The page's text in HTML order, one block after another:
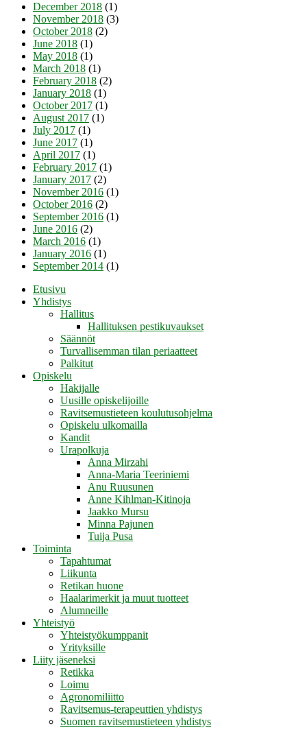
December 2018 (1)
November 2018 (3)
October 2018 (2)
June 2018 (1)
May 2018 (1)
March 2018 (1)
February 2018 (2)
January 2018 (1)
October 2017 (1)
August 2017 (1)
July 2017 (1)
June 2017 (1)
April 2017 (1)
February 2017 (1)
January 2017 (2)
November 2016 (1)
October 2016 (2)
September 2016 (1)
June 2016 (2)
March 2016 (1)
January 2016 (1)
September 2014 (1)
Etusivu
Yhdistys
Hallitus
Hallituksen pestikuvaukset
Säännöt
Turvallisemman tilan periaatteet
Palkitut
Opiskelu
Hakijalle
Uusille opiskelijoille
Ravitsemustieteen koulutusohjelma
Opiskelu ulkomailla
Kandit
Urapolkuja
Anna Mirzahi
Anna-Maria Teeriniemi
Anu Ruusunen
Anne Kihlman-Kitinoja
Jaakko Mursu
Minna Pajunen
Tuija Pusa
Toiminta
Tapahtumat
Liikunta
Retikan huone
Haalarimerkit ja muut tuotteet
Alumneille
Yhteistyö
Yhteistyökumppanit
Yrityksille
Liity jäseneksi
Retikka
Loimu
Agronomiliitto
Ravitsemus-terapeuttien yhdistys
Suomen ravitsemustieteen yhdistys